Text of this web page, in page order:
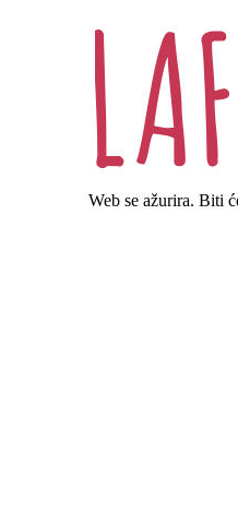
Web se ažurira. Biti